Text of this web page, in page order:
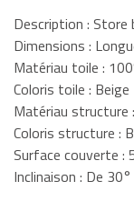
Description : Store
Dimensions :
Matériau toile :
Coloris toile : Beige
Matériau structure
Coloris structure :
Surface couverte :
Inclinaison : De